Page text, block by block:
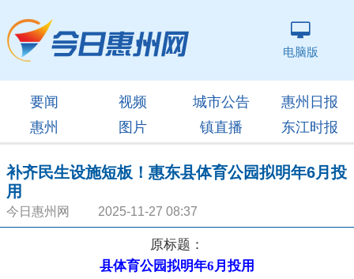
电脑版
要闻 视频 城市公告
惠州日报
惠州
图片 镇直播 东江时报
补齐民生设施短板！惠东县体育公园拟明年6月投
用
今日惠州网 2025-11-27 08:37
原标题：
县体育公园拟明年6月投用